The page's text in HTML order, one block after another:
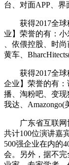
台、对面APP、界
获得2017全球
业】荣誉的有：
、依偎控股、时
黄车、
获得2017全球
企业】荣誉的有
播、淘粉吧、变
我达、Amazongo(
广东省互联网
共计100位演讲嘉
500强企业在内的
会。另外，据不